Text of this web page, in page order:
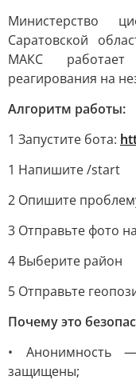
Министерство
Саратовской
МАКС работает
реагирования на
Алгоритм работы:
1 Запустите бота:
1 Напишите /start
2 Опишите
3 Отправьте фото
4 Выберите район
5 Отправьте
Почему это
• Анонимность
защищены;